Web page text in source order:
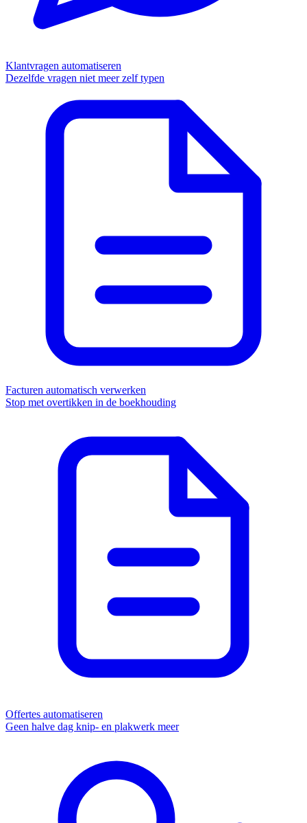
Klantvragen automatiseren
Dezelfde vragen niet meer zelf typen
Facturen automatisch verwerken
Stop met overtikken in de boekhouding
Offertes automatiseren
Geen halve dag knip- en plakwerk meer